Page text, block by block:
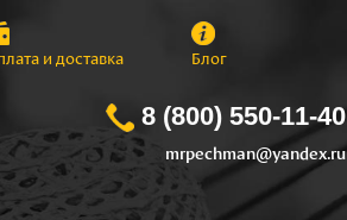
и доставка Блог
8 (800) 550-11-40
mrpechman@yandex.ru